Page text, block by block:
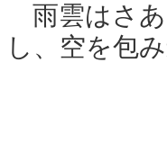
雨雲はさあ
し、空を包